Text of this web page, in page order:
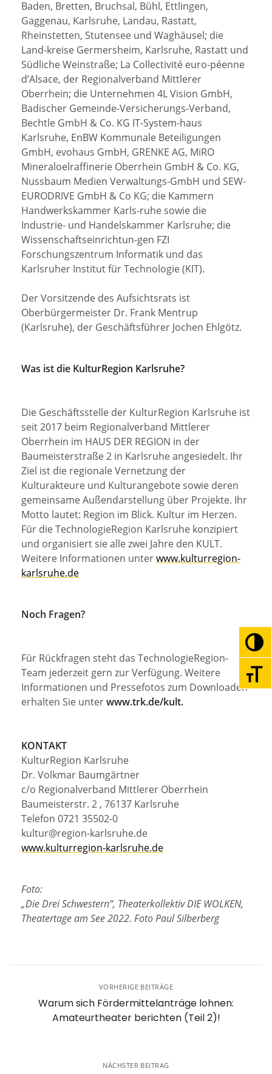
Baden, Bretten, Bruchsal, Bühl, Ettlingen,
Gaggenau, Karlsruhe, Landau, Rastatt,
Rheinstetten, Stutensee und Waghäusel; die
Land-kreise Germersheim, Karlsruhe, Rastatt und
Südliche Weinstraße; La Collectivité euro-péenne
d’Alsace, der Regionalverband Mittlerer
Oberrhein; die Unternehmen 4L Vision GmbH,
Badischer Gemeinde-Versicherungs-Verband,
Bechtle GmbH & Co. KG IT-System-haus
Karlsruhe, EnBW Kommunale Beteiligungen
GmbH, evohaus GmbH, GRENKE AG, MiRO
Mineraloelraffinerie Oberrhein GmbH & Co. KG,
Nussbaum Medien Verwaltungs-GmbH und SEW-
EURODRIVE GmbH & Co KG; die Kammern
Handwerkskammer Karls-ruhe sowie die
Industrie- und Handelskammer Karlsruhe; die
Wissenschaftseinrichtun-gen FZI
Forschungszentrum Informatik und das
Karlsruher Institut für Technologie (KIT).
Der Vorsitzende des Aufsichtsrats ist
Oberbürgermeister Dr. Frank Mentrup
(Karlsruhe), der Geschäftsführer Jochen Ehlgötz.
Was ist die KulturRegion Karlsruhe?
Die Geschäftsstelle der KulturRegion Karlsruhe ist
seit 2017 beim Regionalverband Mitt­lerer
Oberrhein im HAUS DER REGION in der
Baumeisterstraße 2 in Karlsruhe angesie­delt. Ihr
Ziel ist die regionale Vernetzung der
Kulturakteure und Kulturangebote sowie deren
gemeinsame Außendarstellung über Projekte. Ihr
Motto lautet: Region im Blick. Kultur im Herzen.
Für die TechnologieRegion Karlsruhe konzipiert
und organisiert sie alle zwei Jahre den KULT.
Weitere Informationen unterwww.kulturregion-
karlsruhe.de
Noch Fragen?
Für Rückfragen steht das TechnologieRegion-
Team jederzeit gern zur Verfügung. Weitere
Informationen und Pressefotos zum Downloaden
erhalten Sie unterwww.trk.de/kult.
KONTAKT
KulturRegion Karlsruhe
Dr. Volkmar Baumgärtner
c/o Regionalverband Mittlerer Oberrhein
Baumeisterstr. 2 , 76137 Karlsruhe
Telefon 0721 35502-0
kultur@region-karlsruhe.de
www.kulturregion-karlsruhe.de
Foto:
„Die Drei Schwestern“, Theaterkollektiv DIE WOLKEN,
Theatertage am See 2022. Foto Paul Silberberg
VORHERIGE BEITRÄGE
Warum sich Fördermittelanträge lohnen:
Amateurtheater berichten (Teil 2)!
NÄCHSTER BEITRAG